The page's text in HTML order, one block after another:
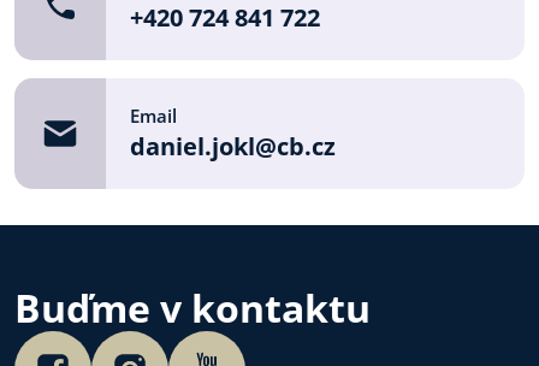
+420 724 841 722
Email
daniel.jokl@cb.cz
Buďme v kontaktu